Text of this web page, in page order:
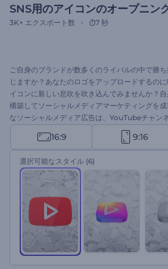
SNS用のアイコンのオープニン
3K+ エクスポート数 7 秒
ご自身のブランドが数多くのライバルの中で勝
じますか？あなたのロゴをアップロードするの
イコンに新しい息吹を吹き込んでみませんか？
構築してソーシャルメディアマーケティングを
なソーシャルメディア広告は、YouTubeチャン
ープニングなど様々です。ぜひお試しください！
16:9 9:16
選択可能なスタイル (6)